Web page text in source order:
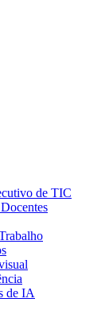
de TIC
de IA